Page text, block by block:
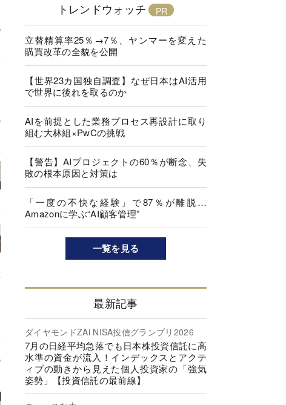
トレンドウォッチ
立替精算率25％→7％、ヤンマーを変えた
購買改革の全貌を公開
【世界23カ国独自調査】なぜ日本はAI活用
で世界に後れを取るのか
AIを前提とした業務プロセス再設計に取り
組む大林組×PwCの挑戦
【警告】AIプロジェクトの60％が断念、失
敗の根本原因と対策は
「一度の不快な経験」で87％が離脱…
Amazonに学ぶ“AI顧客管理”
一覧を見る
最新記事
ダイヤモンドZAi NISA投信グランプリ2026
7月の日経平均急落でも日本株投資信託に高
水準の資金が流入！インデックスとアクテ
ィブの動きから見えた個人投資家の「強気
姿勢」【投資信託の最前線】